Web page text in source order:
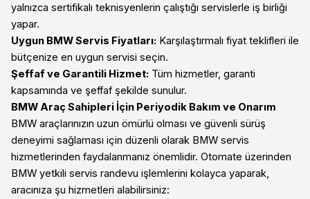
yalnızca sertifikalı teknisyenlerin çalıştığı servislerle iş birliği
yapar.
Uygun BMW Servis Fiyatları: Karşılaştırmalı fiyat teklifleri ile
bütçenize en uygun servisi seçin.
Şeffaf ve Garantili Hizmet: Tüm hizmetler, garanti
kapsamında ve şeffaf şekilde sunulur.
BMW Araç Sahipleri İçin Periyodik Bakım ve Onarım
BMW araçlarınızın uzun ömürlü olması ve güvenli sürüş
deneyimi sağlaması için düzenli olarak BMW servis
hizmetlerinden faydalanmanız önemlidir. Otomate üzerinden
BMW yetkili servis randevu işlemlerini kolayca yaparak,
aracınıza şu hizmetleri alabilirsiniz: